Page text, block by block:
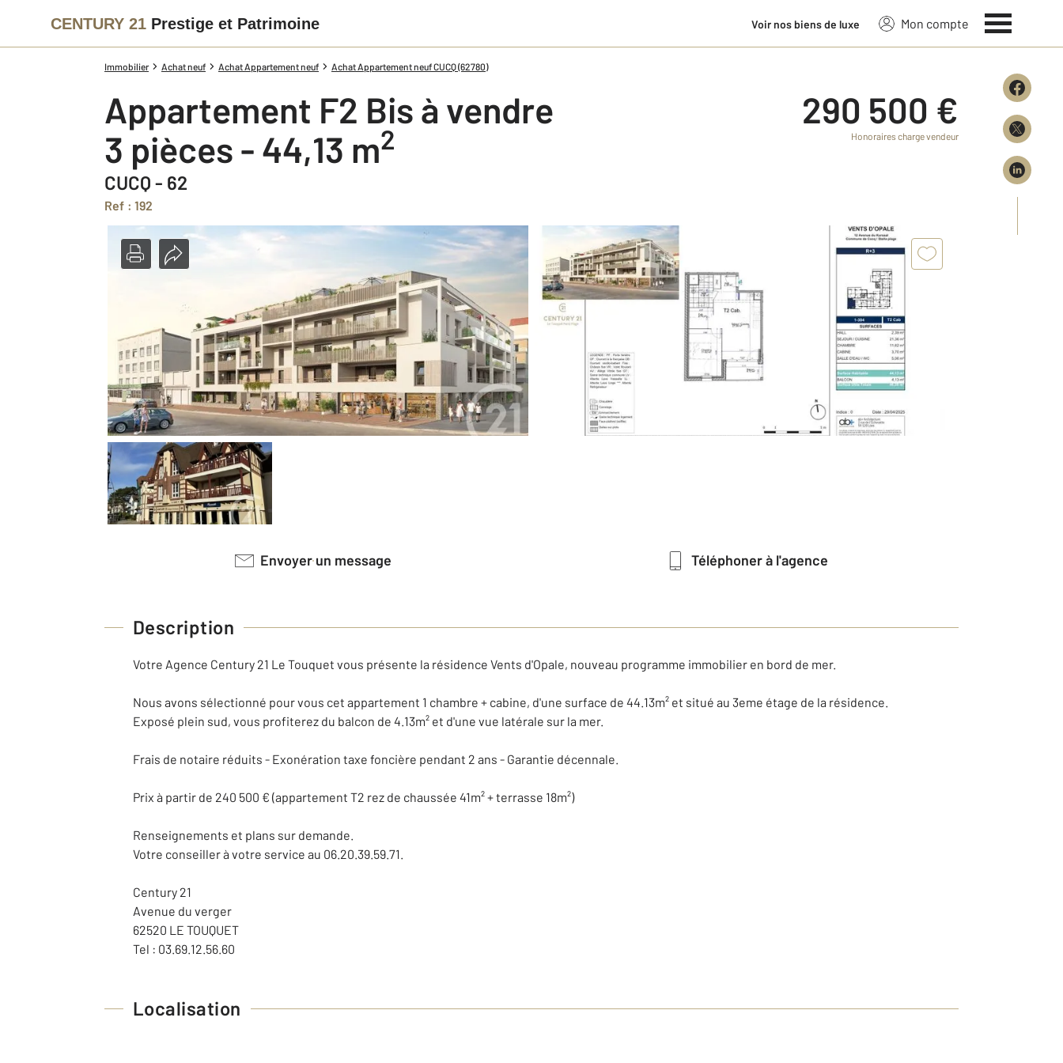
CENTURY 21 Prestige et Patrimoine Voir nos biens de luxe Mon compte
Immobilier Achat neuf Achat Appartement neuf Achat Appartement neuf CUCQ (62780)
Appartement F2 Bis à vendre
3 pièces - 44,13 m2
CUCQ - 62
Ref : 192
290 500 €
Honoraires charge vendeur
Envoyer un message Téléphoner à l'agence
Description
Votre Agence Century 21 Le Touquet vous présente la résidence Vents d'Opale, nouveau programme immobilier en bord de mer.
Nous avons sélectionné pour vous cet appartement 1 chambre + cabine, d'une surface de 44.13m² et situé au 3eme étage de la résidence.
Exposé plein sud, vous profiterez du balcon de 4.13m² et d'une vue latérale sur la mer.
Frais de notaire réduits - Exonération taxe foncière pendant 2 ans - Garantie décennale.
Prix à partir de 240 500 € (appartement T2 rez de chaussée 41m² + terrasse 18m²)
Renseignements et plans sur demande.
Votre conseiller à votre service au 06.20.39.59.71.
Century 21
Avenue du verger
62520 LE TOUQUET
Tel : 03.69.12.56.60
Localisation